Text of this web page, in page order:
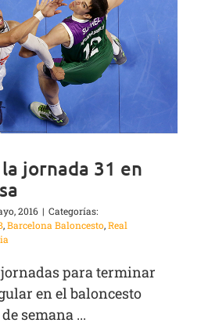
jornada 31 en
2016 | Categorías:
,Barcelona Baloncesto,Real
para terminar
en el baloncesto
semana ...